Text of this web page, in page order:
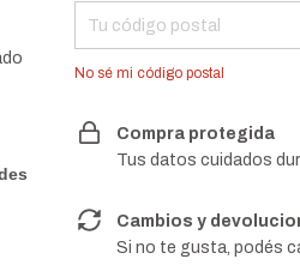
No sé mi código postal
Compra protegida
Tus datos cuidados
Cambios y
Si no te gusta, podés